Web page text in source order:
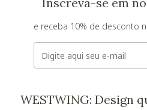
e receba 10% de desconto
E-mail
WESTWING: Design